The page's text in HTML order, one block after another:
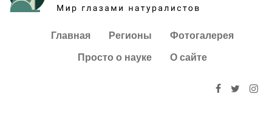
Главная Регионы Фотогалерея
Просто о науке О сайте